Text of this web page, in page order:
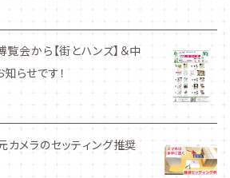
会から【街とハンズ】＆中
らせです！
カメラのセッティング推奨